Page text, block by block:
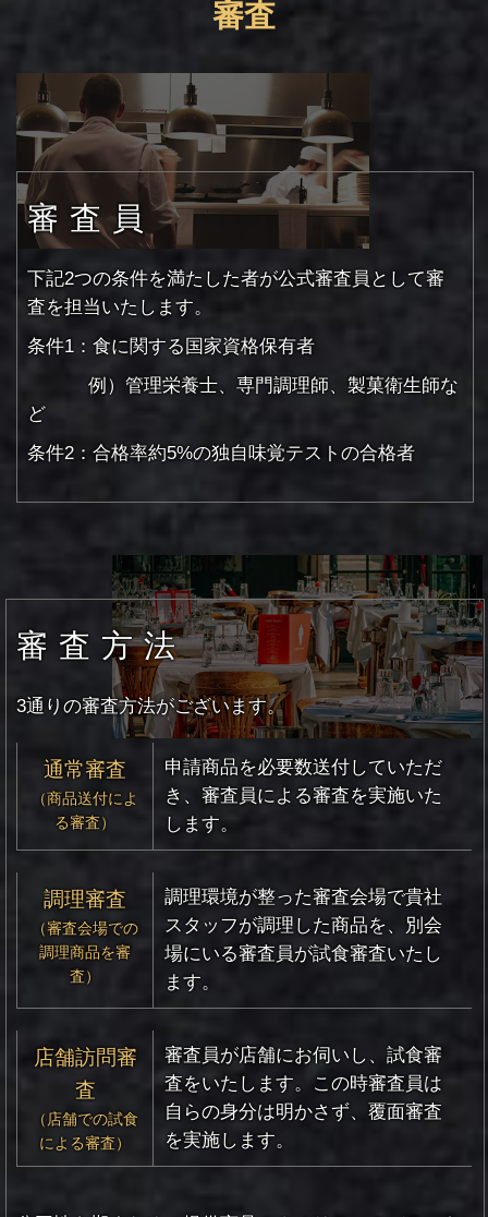
審査
審査員
下記2つの条件を満たした者が公式審査員として審
査を担当いたします。
条件1：食に関する国家資格保有者
例）管理栄養士、専門調理師、製菓衛生師な
ど
条件2：合格率約5%の独自味覚テストの合格者
審査方法
3通りの審査方法がございます。
通常審査
（商品送付によ
る審査）
申請商品を必要数送付していただ
き、審査員による審査を実施いた
します。
調理審査
（審査会場での
調理商品を審
査）
調理環境が整った審査会場で貴社
スタッフが調理した商品を、 別会
場にいる審査員が試食審査いたし
ます。
店舗訪問審
査
（店舗での試食
による審査）
審査員が店舗にお伺いし、試食審
査をいたします。 この時審査員は
自らの身分は明かさず、覆面審査
を実施します。